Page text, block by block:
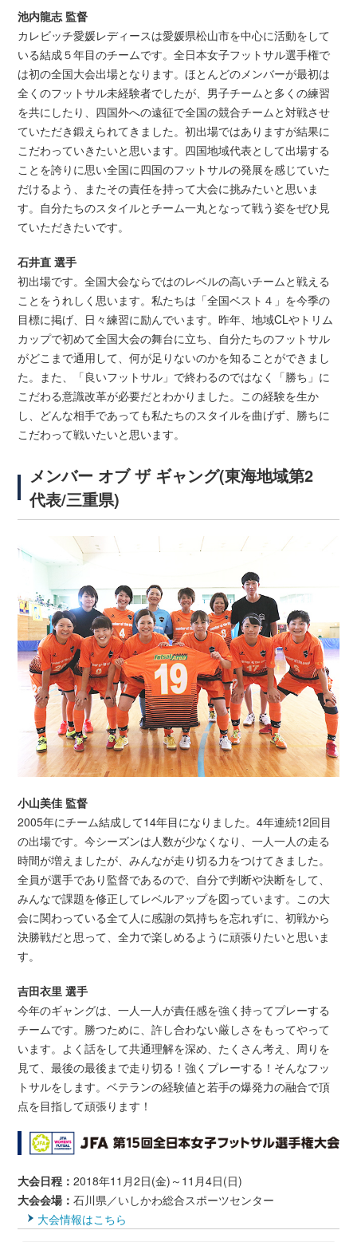
池内龍志 監督
カレビッチ愛媛レディースは愛媛県松山市を中心に活動をして
いる結成５年目のチームです。全日本女子フットサル選手権で
は初の全国大会出場となります。ほとんどのメンバーが最初は
全くのフットサル未経験者でしたが、男子チームと多くの練習
を共にしたり、四国外への遠征で全国の競合チームと対戦させ
ていただき鍛えられてきました。初出場ではありますが結果に
こだわっていきたいと思います。四国地域代表として出場する
ことを誇りに思い全国に四国のフットサルの発展を感じていた
だけるよう、またその責任を持って大会に挑みたいと思いま
す。自分たちのスタイルとチーム一丸となって戦う姿をぜひ見
ていただきたいです。
石井直 選手
初出場です。全国大会ならではのレベルの高いチームと戦える
ことをうれしく思います。私たちは「全国ベスト４」を今季の
目標に掲げ、日々練習に励んでいます。昨年、地域CLやトリム
カップで初めて全国大会の舞台に立ち、自分たちのフットサル
がどこまで通用して、何が足りないのかを知ることができまし
た。また、「良いフットサル」で終わるのではなく「勝ち」に
こだわる意識改革が必要だとわかりました。この経験を生か
し、どんな相手であっても私たちのスタイルを曲げず、勝ちに
こだわって戦いたいと思います。
メンバー オブ ザ ギャング(東海地域第2
代表/三重県)
小山美佳 監督
2005年にチーム結成して14年目になりました。4年連続12回目
の出場です。今シーズンは人数が少なくなり、一人一人の走る
時間が増えましたが、みんなが走り切る力をつけてきました。
全員が選手であり監督であるので、自分で判断や決断をして、
みんなで課題を修正してレベルアップを図っています。この大
会に関わっている全て人に感謝の気持ちを忘れずに、初戦から
決勝戦だと思って、全力で楽しめるように頑張りたいと思いま
す。
吉田衣里 選手
今年のギャングは、一人一人が責任感を強く持ってプレーする
チームです。勝つために、許し合わない厳しさをもってやって
います。よく話をして共通理解を深め、たくさん考え、周りを
見て、最後の最後まで走り切る！強くプレーする！そんなフッ
トサルをします。ベテランの経験値と若手の爆発力の融合で頂
点を目指して頑張ります！
大会日程：2018年11月2日(金)～11月4日(日)
大会会場：石川県／いしかわ総合スポーツセンター
大会情報はこちら